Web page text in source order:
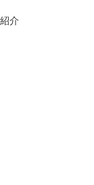
介